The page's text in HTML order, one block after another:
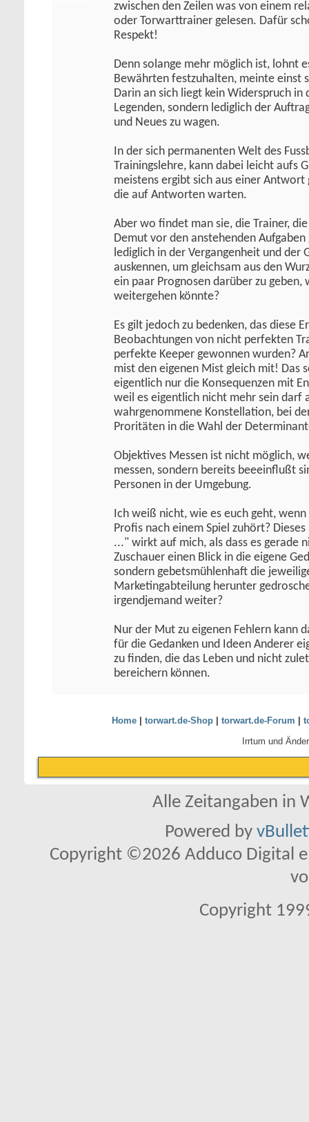
zwischen den Zeilen was von einem
oder Torwarttrainer gelesen. Dafür
Respekt!
Denn solange mehr möglich ist, lohnt
Bewährten festzuhalten, meinte einst
Darin an sich liegt kein Widerspruch in
Legenden, sondern lediglich der
und Neues zu wagen.
In der sich permanenten Welt des
Trainingslehre, kann dabei leicht aufs
meistens ergibt sich aus einer Antwort
die auf Antworten warten.
Aber wo findet man sie, die Trainer,
Demut vor den anstehenden Aufgaben
lediglich in der Vergangenheit und der
auskennen, um gleichsam aus den
ein paar Prognosen darüber zu geben,
weitergehen könnte?
Es gilt jedoch zu bedenken, das diese
Beobachtungen von nicht perfekten
perfekte Keeper gewonnen wurden?
mist den eigenen Mist gleich mit! Das
eigentlich nur die Konsequenzen mit
weil es eigentlich nicht mehr sein darf
wahrgenommene Konstellation, bei
Proritäten in die Wahl der
Objektives Messen ist nicht möglich,
messen, sondern bereits beeeinflußt
Personen in der Umgebung.
Ich weiß nicht, wie es euch geht,
Profis nach einem Spiel zuhört?
..." wirkt auf mich, als dass es gerade
Zuschauer einen Blick in die eigene
sondern gebetsmühlenhaft die
Marketingabteilung herunter
irgendjemand weiter?
Nur der Mut zu eigenen Fehlern kann
für die Gedanken und Ideen Anderer
zu finden, die das Leben und nicht
bereichern können.
Home| torwart.de-Shop| torwart.de-Forum
Irrtum und
Alle Zeitangaben in
Powered by
Copyright ©2026 Adduco Digital
Copyright